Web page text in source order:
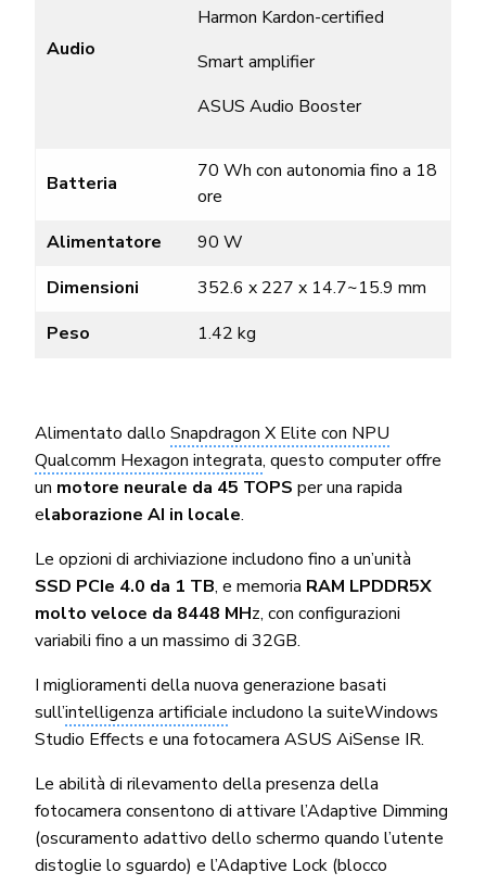
Audio
Harmon Kardon-certified
Smart amplifier
ASUS Audio Booster
Batteria
70 Wh con autonomia fino a 18
ore
Alimentatore
90 W
Dimensioni
352.6 x 227 x 14.7~15.9 mm
Peso
1.42 kg
Alimentato dallo Snapdragon X Elite con NPU
Qualcomm Hexagon integrata, questo computer offre
un motore neurale da 45 TOPS per una rapida
elaborazione AI in locale.
Le opzioni di archiviazione includono fino a un’unità
SSD PCIe 4.0 da 1 TB, e memoria RAM LPDDR5X
molto veloce da 8448 MHz, con configurazioni
variabili fino a un massimo di 32GB.
I miglioramenti della nuova generazione basati
sull’intelligenza artificiale includono la suiteWindows
Studio Effects e una fotocamera ASUS AiSense IR.
Le abilità di rilevamento della presenza della
fotocamera consentono di attivare l’Adaptive Dimming
(oscuramento adattivo dello schermo quando l’utente
distoglie lo sguardo) e l’Adaptive Lock (blocco